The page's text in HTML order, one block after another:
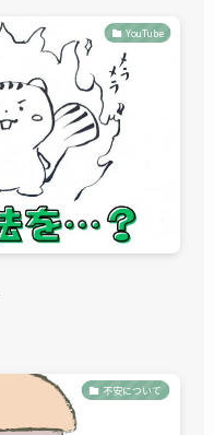
YouTube
不安について